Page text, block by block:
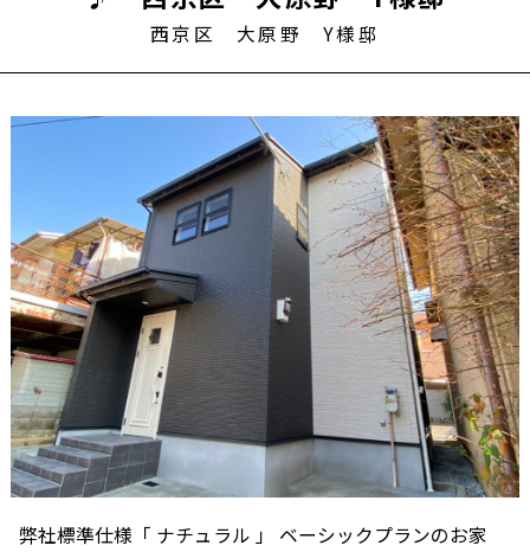
西京区 大原野 Y様邸
弊社標準仕様「 ナチュラル 」 ベーシックプランのお家